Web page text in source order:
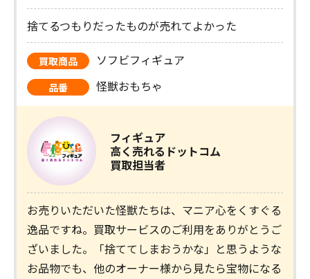
捨てるつもりだったものが売れてよかった
買取商品 ソフビフィギュア
品番 怪獣おもちゃ
フィギュア
高く売れるドットコム
買取担当者
お売りいただいた怪獣たちは、マニア心をくすぐる
逸品ですね。買取サービスのご利用をありがとうご
ざいました。「捨ててしまおうかな」と思うような
お品物でも、他のオーナー様から見たら宝物になる